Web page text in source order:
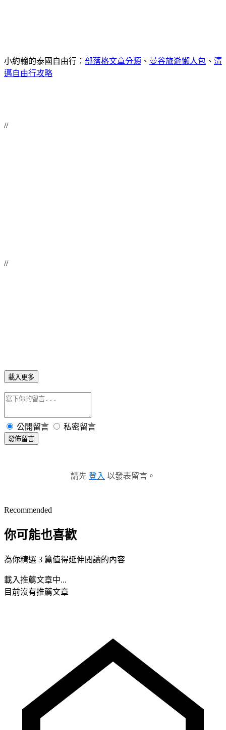
小約翰的泰國自由行： 部落格文章分類 、 曼谷旅遊懶人包 、 清
邁自由行攻略
//
//
載入更多
公開留言 私密留言
發佈留言
請先 登入 以發表留言。
Recommended
你可能也喜歡
為你精選 3 篇值得延伸閱讀的內容
載入推薦文章中...
目前沒有推薦文章